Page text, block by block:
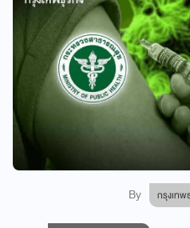
By กรุงเทพ